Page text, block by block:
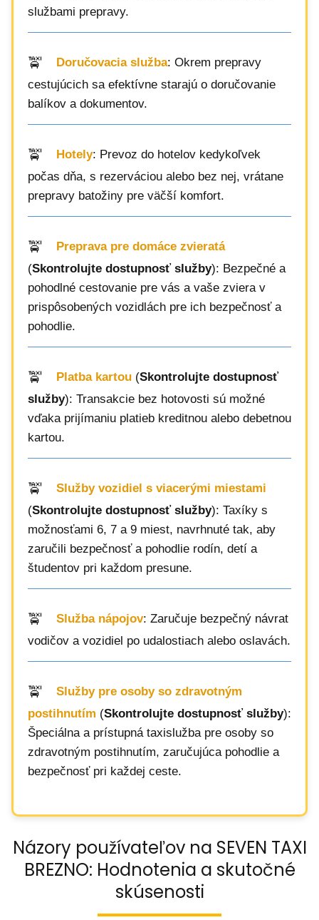
službami prepravy.
Doručovacia služba: Okrem prepravy
cestujúcich sa efektívne starajú o doručovanie
balíkov a dokumentov.
Hotely: Prevoz do hotelov kedykoľvek
počas dňa, s rezerváciou alebo bez nej, vrátane
prepravy batožiny pre väčší komfort.
Preprava pre domáce zvieratá
(Skontrolujte dostupnosť služby): Bezpečné a
pohodlné cestovanie pre vás a vaše zviera v
prispôsobených vozidlách pre ich bezpečnosť a
pohodlie.
Platba kartou (Skontrolujte dostupnosť
služby): Transakcie bez hotovosti sú možné
vďaka prijímaniu platieb kreditnou alebo debetnou
kartou.
Služby vozidiel s viacerými miestami
(Skontrolujte dostupnosť služby): Taxíky s
možnosťami 6, 7 a 9 miest, navrhnuté tak, aby
zaručili bezpečnosť a pohodlie rodín, detí a
študentov pri každom presune.
Služba nápojov: Zaručuje bezpečný návrat
vodičov a vozidiel po udalostiach alebo oslavách.
Služby pre osoby so zdravotným
postihnutím (Skontrolujte dostupnosť služby):
Špeciálna a prístupná taxislužba pre osoby so
zdravotným postihnutím, zaručujúca pohodlie a
bezpečnosť pri každej ceste.
Názory používateľov na SEVEN TAXI
BREZNO: Hodnotenia a skutočné
skúsenosti